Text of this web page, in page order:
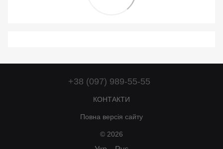
+38 (097) 989-55-55
КОНТАКТИ
Повна версія сайту
© 2026